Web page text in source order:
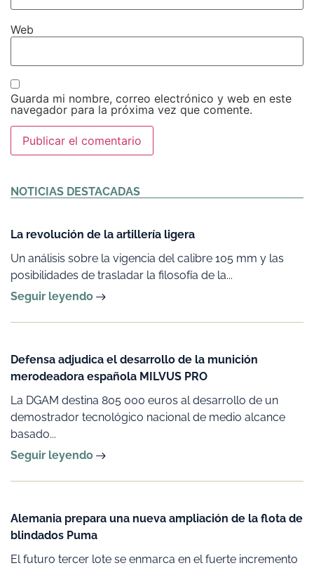
Web
Guarda mi nombre, correo electrónico y web en este
navegador para la próxima vez que comente.
NOTICIAS DESTACADAS
La revolución de la artillería ligera
Un análisis sobre la vigencia del calibre 105 mm y las
posibilidades de trasladar la filosofía de la...
Seguir leyendo
Defensa adjudica el desarrollo de la munición
merodeadora española MILVUS PRO
La DGAM destina 805 000 euros al desarrollo de un
demostrador tecnológico nacional de medio alcance
basado...
Seguir leyendo
Alemania prepara una nueva ampliación de la flota de
blindados Puma
El futuro tercer lote se enmarca en el fuerte incremento